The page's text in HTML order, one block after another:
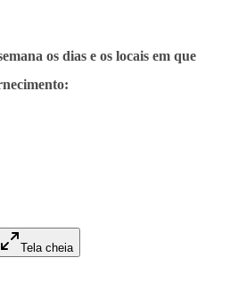
os dias e os locais em que
Tela cheia